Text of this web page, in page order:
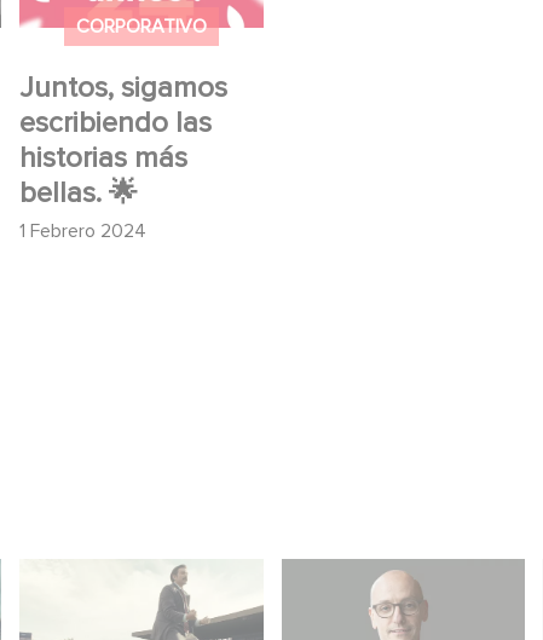
CORPORATIVO
Juntos, sigamos
escribiendo las
historias más
bellas. 🌟
1 Febrero 2024
🌟
Mexico 86: descubre
el tráiler de la nueva
Gaumont USA
adquiere OPUS, una